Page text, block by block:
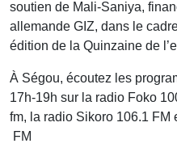
soutien de Mali-Saniya,
allemande GIZ, dans le
édition de la Quinzaine de
À Ségou, écoutez les
17h-19h sur la radio Foko
fm, la radio Sikoro 106.1
FM